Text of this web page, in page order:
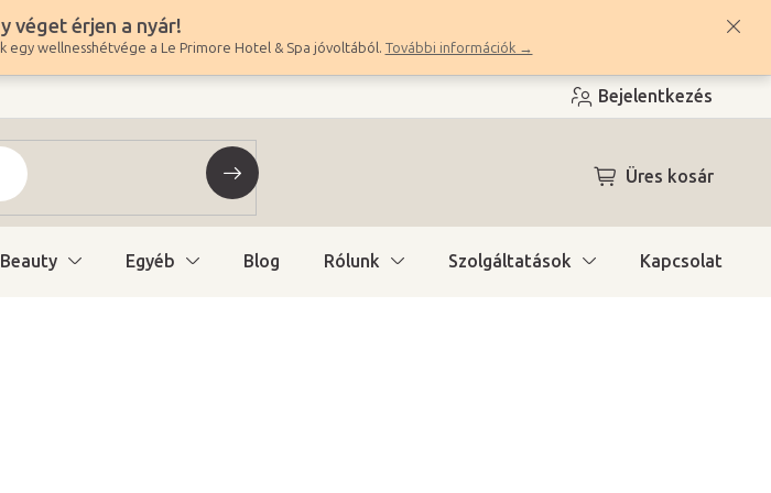
véget érjen a nyár!
egy wellnesshétvége a Le Primore Hotel & Spa jóvoltából. További információk →
Bejelentkezés
KOSÁR
Üres kosár
Beauty Egyéb Blog Rólunk Szolgáltatások Kapcsolat